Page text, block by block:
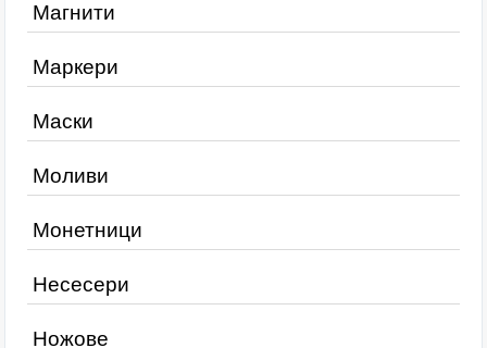
Магнити
Маркери
Маски
Моливи
Монетници
Несесери
Ножове